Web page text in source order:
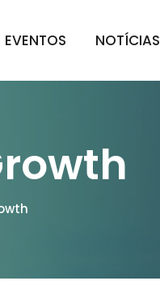
EVENTOS NOTÍCIAS